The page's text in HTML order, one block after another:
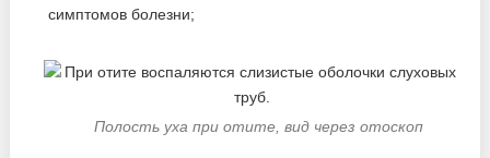
симптомов болезни;
Полость уха при отите, вид через отоскоп